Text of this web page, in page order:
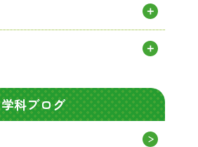
学科ブログ